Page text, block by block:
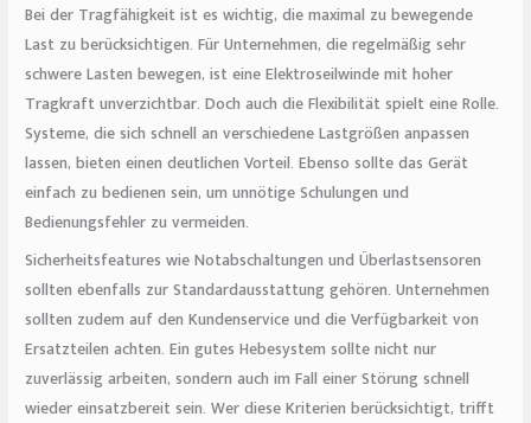
Bei der Tragfähigkeit ist es wichtig, die maximal zu bewegende
Last zu berücksichtigen. Für Unternehmen, die regelmäßig sehr
schwere Lasten bewegen, ist eine Elektroseilwinde mit hoher
Tragkraft unverzichtbar. Doch auch die Flexibilität spielt eine Rolle.
Systeme, die sich schnell an verschiedene Lastgrößen anpassen
lassen, bieten einen deutlichen Vorteil. Ebenso sollte das Gerät
einfach zu bedienen sein, um unnötige Schulungen und
Bedienungsfehler zu vermeiden.
Sicherheitsfeatures wie Notabschaltungen und Überlastsensoren
sollten ebenfalls zur Standardausstattung gehören. Unternehmen
sollten zudem auf den Kundenservice und die Verfügbarkeit von
Ersatzteilen achten. Ein gutes Hebesystem sollte nicht nur
zuverlässig arbeiten, sondern auch im Fall einer Störung schnell
wieder einsatzbereit sein. Wer diese Kriterien berücksichtigt, trifft